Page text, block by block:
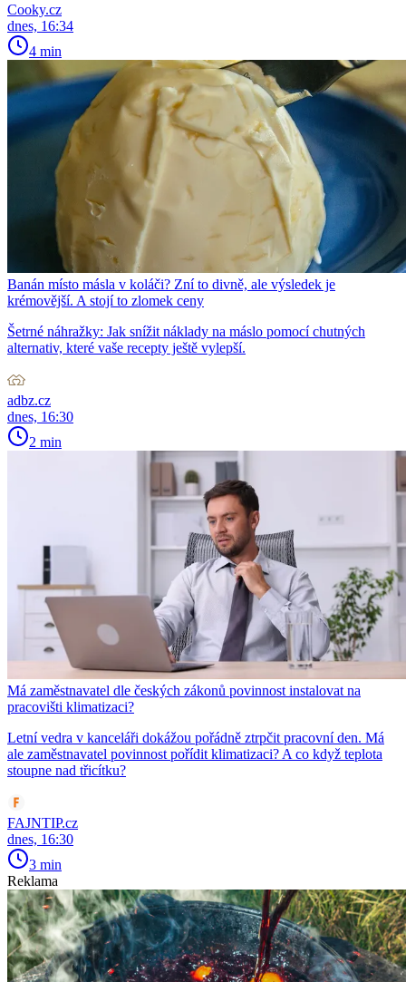
Cooky.cz
dnes, 16:34
4 min
Banán místo másla v koláči? Zní to divně, ale výsledek je
krémovější. A stojí to zlomek ceny
Šetrné náhražky: Jak snížit náklady na máslo pomocí chutných
alternativ, které vaše recepty ještě vylepší.
adbz.cz
dnes, 16:30
2 min
Má zaměstnavatel dle českých zákonů povinnost instalovat na
pracovišti klimatizaci?
Letní vedra v kanceláři dokážou pořádně ztrpčit pracovní den. Má
ale zaměstnavatel povinnost pořídit klimatizaci? A co když teplota
stoupne nad třicítku?
FAJNTIP.cz
dnes, 16:30
3 min
Reklama